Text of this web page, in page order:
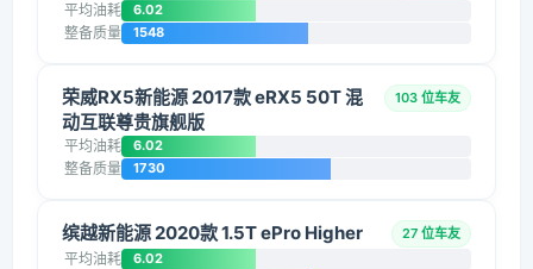
平均油耗 6.02
整备质量 1548
荣威RX5新能源 2017款 eRX5 50T 混
动互联尊贵旗舰版
103 位车友
平均油耗 6.02
整备质量 1730
缤越新能源 2020款 1.5T ePro Higher 27 位车友
平均油耗 6.02